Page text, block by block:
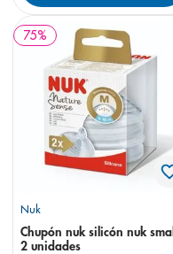
75%
Nuk
Chupón nuk silicón nuk small
2 unidades